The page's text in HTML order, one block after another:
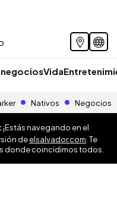
negociosVida
Nativos Negocios
¡Estás navegando en el
deelsalvador.com . Te
donde coincidimos todos.